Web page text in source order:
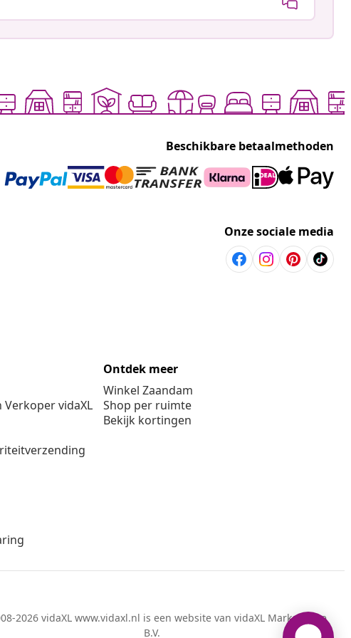
Beschikbare betaalmethoden
Onze sociale media
vidaXL
Ontdek meer
Winkel Zaandam
Shop per ruimte
Bekijk kortingen
2026 vidaXL www.vidaxl.nl is een website van vidaXL Marketplace
B.V.